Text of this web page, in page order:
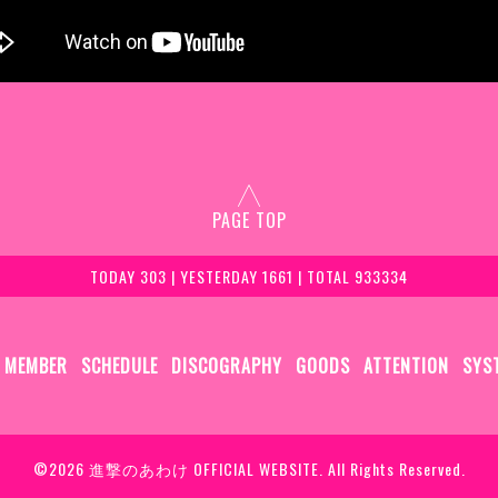
PAGE TOP
TODAY 303 | YESTERDAY 1661 | TOTAL 933334
MEMBER SCHEDULE DISCOGRAPHY GOODS ATTENTION
©2026 進撃のあわけ OFFICIAL WEBSITE. All Rights Reserved.